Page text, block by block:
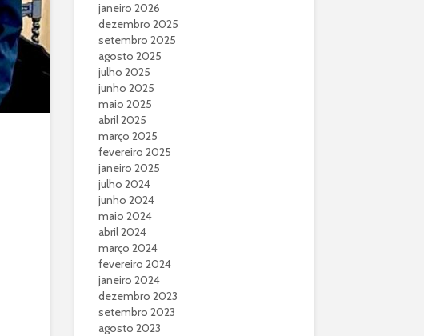
janeiro 2026
dezembro 2025
setembro 2025
agosto 2025
julho 2025
junho 2025
maio 2025
abril 2025
março 2025
fevereiro 2025
janeiro 2025
julho 2024
junho 2024
maio 2024
abril 2024
março 2024
fevereiro 2024
janeiro 2024
dezembro 2023
setembro 2023
agosto 2023